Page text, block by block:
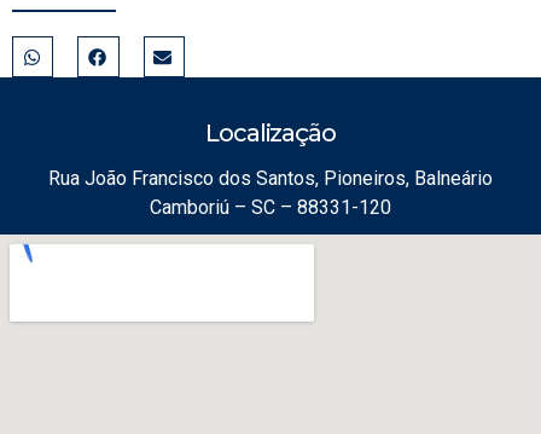
Localização
Rua João Francisco dos Santos, Pioneiros, Balneário
Camboriú – SC – 88331-120